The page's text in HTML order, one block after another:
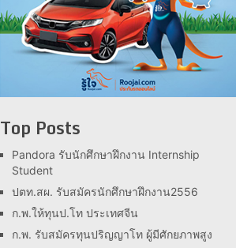
Top Posts
Pandora รับนักศึกษาฝึกงาน Internship
Student
ปตท.สผ. รับสมัครนักศึกษาฝึกงาน2556
ก.พ.ให้ทุนป.โท ประเทศจีน
ก.พ. รับสมัครทุนปริญญาโท ผู้มีศักยภาพสูง